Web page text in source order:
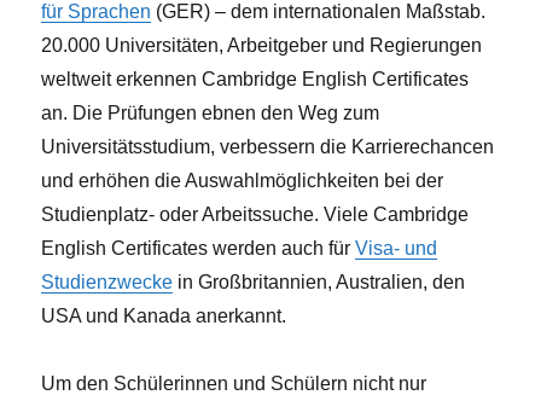
für Sprachen (GER) – dem internationalen Maßstab.
20.000 Universitäten, Arbeitgeber und Regierungen
weltweit erkennen Cambridge English Certificates
an. Die Prüfungen ebnen den Weg zum
Universitätsstudium, verbessern die Karrierechancen
und erhöhen die Auswahlmöglichkeiten bei der
Studienplatz- oder Arbeitssuche. Viele Cambridge
English Certificates werden auch fürVisa- und
Studienzwecke in Großbritannien, Australien, den
USA und Kanada anerkannt.
Um den Schülerinnen und Schülern nicht nur